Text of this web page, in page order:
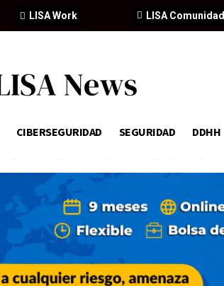
LISA Comunidad
LISA Work
CIBERSEGURIDAD SEGURIDAD DDHH